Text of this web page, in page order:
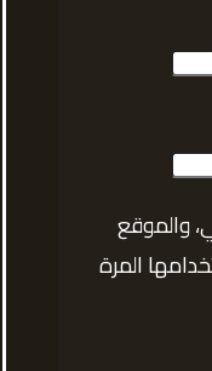
والموقع
المرة